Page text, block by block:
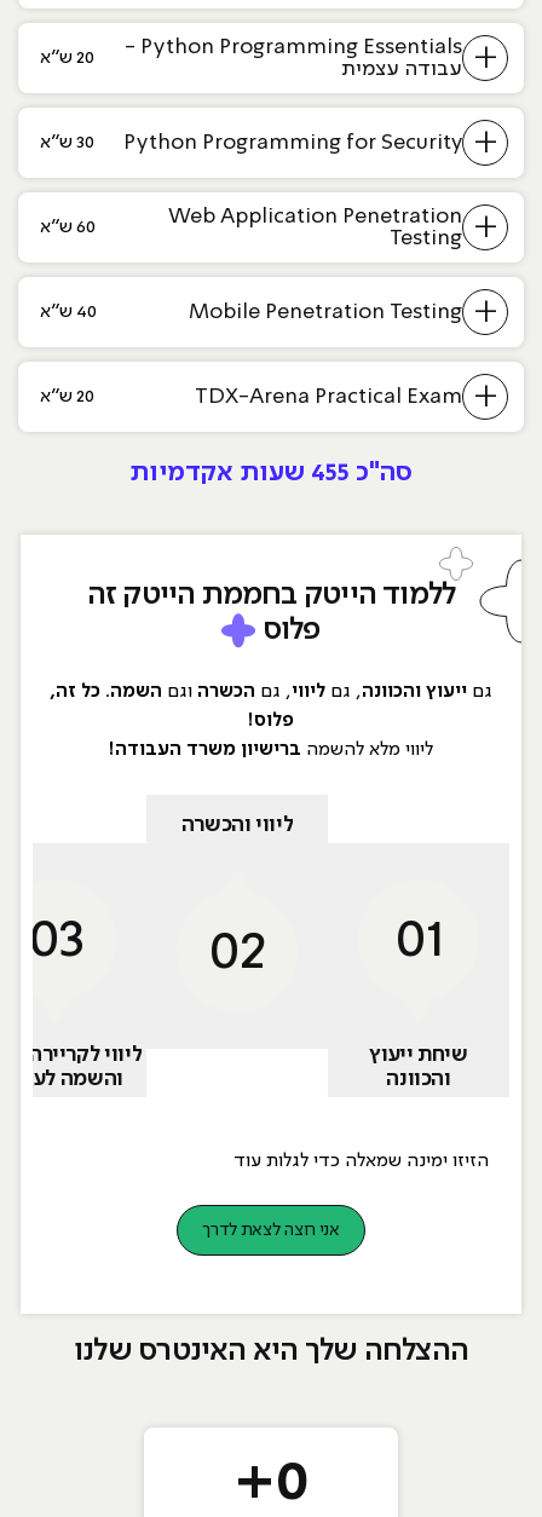
+
Python Programming Essentials -
עבודה עצמית
20 ש״א
+
Python Programming for Security 30 ש״א
+
Web Application Penetration
Testing
60 ש״א
+
Mobile Penetration Testing 40 ש״א
+
TDX-Arena Practical Exam 20 ש״א
סה"כ 455 שעות אקדמיות
ללמוד הייטק בחממת הייטק זה
פלוס
גם ייעוץ והכוונה, גם ליווי, גם הכשרה וגם השמה. כל זה,
פלוס!
ליווי מלא להשמה ברישיון משרד העבודה!
01
שיחת ייעוץ
והכוונה
02
ליווי והכשרה
03
ליווי לקריירה
והשמה
הזיזו ימינה שמאלה כדי לגלות עוד
אני רוצה לצאת לדרך
ההצלחה שלך היא האינטרס שלנו
+0